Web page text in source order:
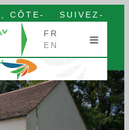
CÔTE-
SUIVEZ-
FR
EN